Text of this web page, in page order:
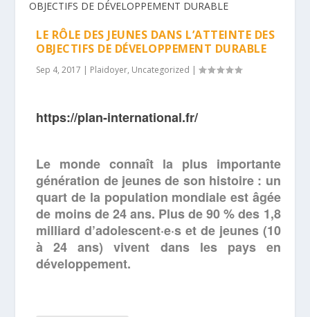
LE RÔLE DES JEUNES DANS L’ATTEINTE DES
OBJECTIFS DE DÉVELOPPEMENT DURABLE
Sep 4, 2017 | Plaidoyer, Uncategorized |
https://plan-international.fr/
Le monde connaît la plus importante
génération de jeunes de son histoire : un
quart de la population mondiale est âgée
de moins de 24 ans. Plus de 90 % des 1,8
milliard d’adolescent·e·s et de jeunes (10
à 24 ans) vivent dans les pays en
développement.